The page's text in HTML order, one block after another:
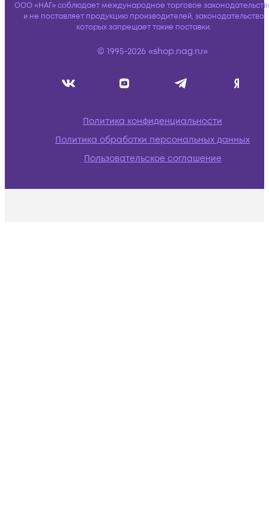
ООО «НАГ» соблюдает международное торговое
и не поставляет продукцию производителей, законодательство
которых запрещает такие поставки.
© 1995-2026 «shop.nag.ru»
Политика конфиденциальности
Политика обработки персональных данных
Пользовательское соглашение